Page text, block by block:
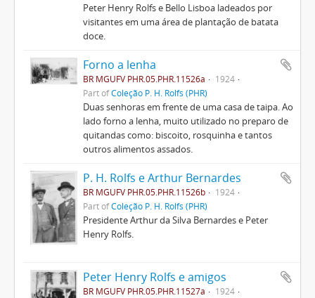
Peter Henry Rolfs e Bello Lisboa ladeados por
visitantes em uma área de plantação de batata
doce.
Forno a lenha
BR MGUFV PHR.05.PHR.11526a
1924
Part ofColeção P. H. Rolfs (PHR)
Duas senhoras em frente de uma casa de taipa. Ao
lado forno a lenha, muito utilizado no preparo de
quitandas como: biscoito, rosquinha e tantos
outros alimentos assados.
P. H. Rolfs e Arthur Bernardes
BR MGUFV PHR.05.PHR.11526b
1924
Part ofColeção P. H. Rolfs (PHR)
Presidente Arthur da Silva Bernardes e Peter
Henry Rolfs.
Peter Henry Rolfs e amigos
BR MGUFV PHR.05.PHR.11527a
1924